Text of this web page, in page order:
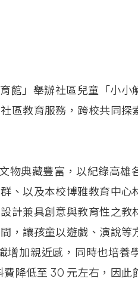
館」舉辦社區兒童「小小
區教育服務，跨校共同探
物典藏豐富，以紀錄高雄
、以及本校博雅教育中心
計兼具創意與教育性之教
，讓孩童以遊戲、演說等
增加親近感，同時也培養
降低至 30 元左右，因此